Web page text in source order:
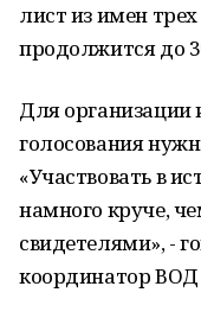
лист из имен
продолжится до
Для
голосования
«Участвовать в
намного круче,
свидетелями», -
координатор